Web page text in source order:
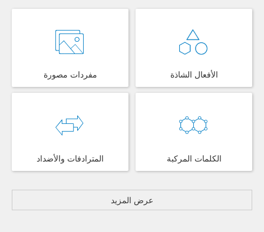
مفردات مصورة الأفعال الشاذة
المترادفات والأضداد الكلمات المركبة
عرض المزيد